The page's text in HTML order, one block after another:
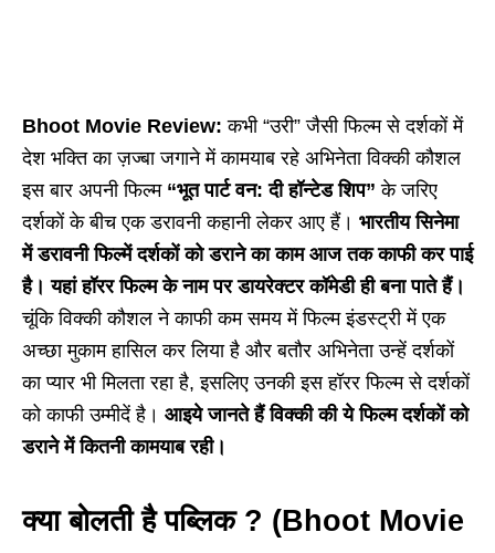
Bhoot Movie Review:कभी “उरी” जैसी फिल्म से दर्शकों में
देश भक्ति का ज़ज्बा जगाने में कामयाब रहे अभिनेता विक्की कौशल
इस बार अपनी फिल्म“भूत पार्ट वन: दी हॉन्टेड शिप”के जरिए
दर्शकों के बीच एक डरावनी कहानी लेकर आए हैं। भारतीय सिनेमा
में डरावनी फिल्में दर्शकों को डराने का काम आज तक काफी कर पाई
है। यहां हॉरर फिल्म के नाम पर डायरेक्टर कॉमेडी ही बना पाते हैं।
चूंकि विक्की कौशल ने काफी कम समय में फिल्म इंडस्ट्री में एक
अच्छा मुकाम हासिल कर लिया है और बतौर अभिनेता उन्हें दर्शकों
का प्यार भी मिलता रहा है, इसलिए उनकी इस हॉरर फिल्म से दर्शकों
को काफी उम्मीदें है। आइये जानते हैं विक्की की ये फिल्म दर्शकों को
डराने में कितनी कामयाब रही।
क्या बोलती है पब्लिक ? (Bhoot Movie